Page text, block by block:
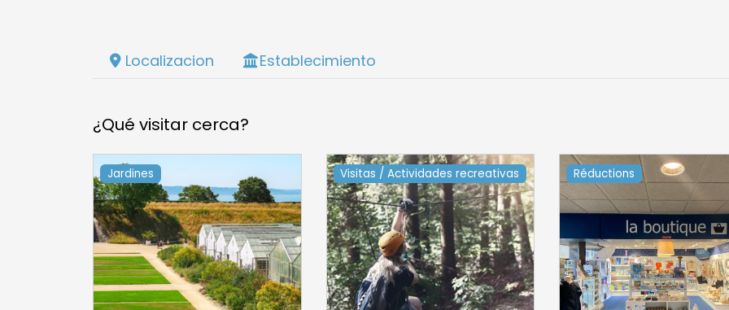
Localizacion Establecimiento
¿Qué visitar cerca?
Jardines Visitas / Actividades recreativas Réductions